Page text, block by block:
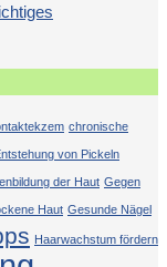
chronische
von Pickeln
der Haut Gegen
Haut Gesunde Nägel
Haarwachstum fördern